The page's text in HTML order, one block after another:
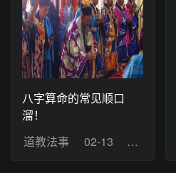
八字算命的常见顺口
溜！
道教法事
02-13 浏览：8